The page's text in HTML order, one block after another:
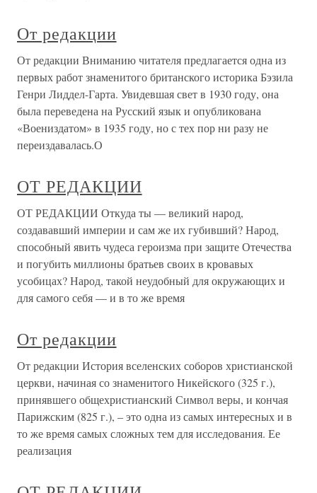
От редакции
От редакции Вниманию читателя предлагается одна из
первых работ знаменитого британского историка Бэзила
Генри Лиддел-Гарта. Увидевшая свет в 1930 году, она
была переведена на Русский язык и опубликована
«Воениздатом» в 1935 году, но с тех пор ни разу не
переиздавалась.О
ОТ РЕДАКЦИИ
ОТ РЕДАКЦИИ Откуда ты — великий народ,
создававший империи и сам же их губивший? Народ,
способный явить чудеса героизма при защите Отечества
и погубить миллионы братьев своих в кровавых
усобицах? Народ, такой неудобный для окружающих и
для самого себя — и в то же время
От редакции
От редакции История вселенских соборов христианской
церкви, начиная со знаменитого Никейского (325 г.),
принявшего общехристианский Символ веры, и кончая
Парижским (825 г.), – это одна из самых интересных и в
то же время самых сложных тем для исследования. Ее
реализация